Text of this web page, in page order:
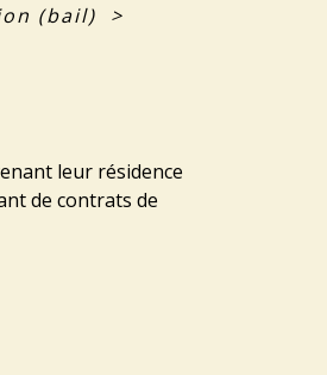
(bail) >
leur résidence
de contrats de